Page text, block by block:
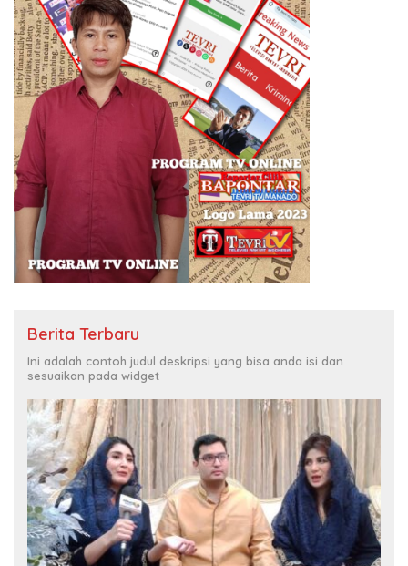
Berita Terbaru
Ini adalah contoh judul deskripsi yang bisa anda isi dan
sesuaikan pada widget